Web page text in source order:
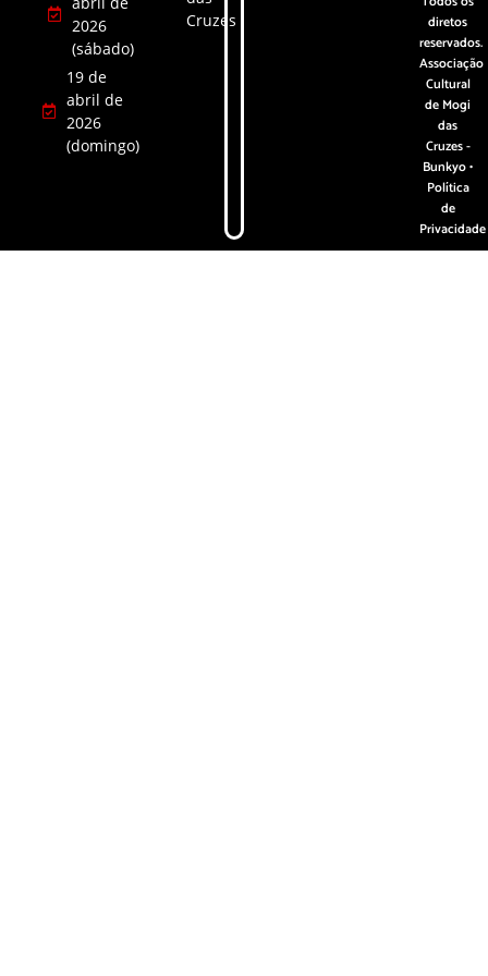
2026
(sábado)
19 de
abril de
2026
(domingo)
Cruzes
diretos
reservados.
Associação
Cultural
de Mogi
das
Cruzes -
Bunkyo •
Política
de
Privacidade